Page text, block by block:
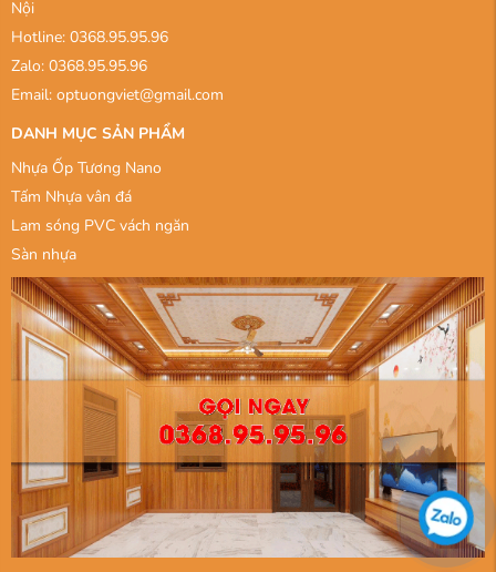
Nội
Hotline: 0368.95.95.96
Zalo: 0368.95.95.96
Email: optuongviet@gmail.com
DANH MỤC SẢN PHẨM
Nhựa Ốp Tương Nano
Tấm Nhựa vân đá
Lam sóng PVC vách ngăn
Sàn nhựa